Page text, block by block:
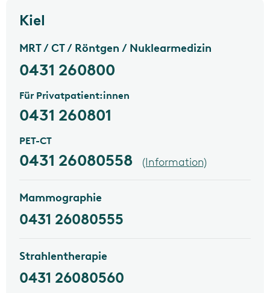
Kiel
MRT / CT / Röntgen / Nuklearmedizin
0431 260800
Für Privatpatient:innen
0431 260801
PET-CT
0431 26080558 (Information)
Mammographie
0431 26080555
Strahlentherapie
0431 26080560